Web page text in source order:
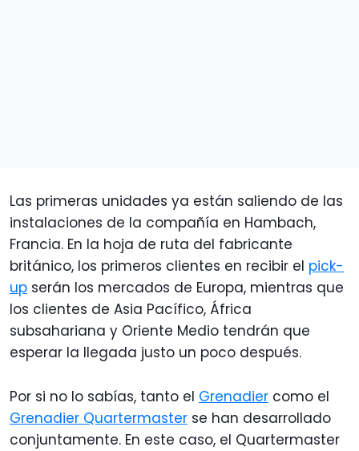
Las primeras unidades ya están saliendo de las
instalaciones de la compañía en Hambach,
Francia. En la hoja de ruta del fabricante
británico, los primeros clientes en recibir el pick-
up serán los mercados de Europa, mientras que
los clientes de Asia Pacífico, África
subsahariana y Oriente Medio tendrán que
esperar la llegada justo un poco después.
Por si no lo sabías, tanto el Grenadier como el
Grenadier Quartermaster se han desarrollado
conjuntamente. En este caso, el Quartermaster